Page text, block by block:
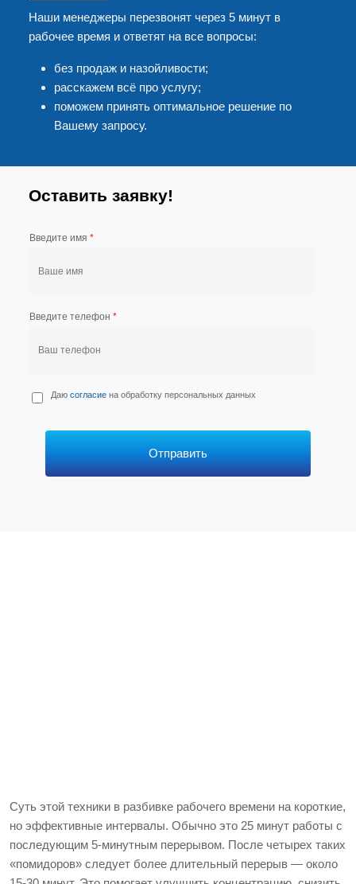
Наши менеджеры перезвонят через 5 минут в
рабочее время и ответят на все вопросы:
без продаж и назойливости;
расскажем всё про услугу;
поможем принять оптимальное решение по
Вашему запросу.
Оставить заявку!
Введите имя *
Введите телефон *
П
е
Даю согласиена обработку персональных данных
Отправить
Суть этой техники в разбивке рабочего времени на короткие,
но эффективные интервалы. Обычно это 25 минут работы с
последующим 5-минутным перерывом. После четырех таких
«помидоров» следует более длительный перерыв — около